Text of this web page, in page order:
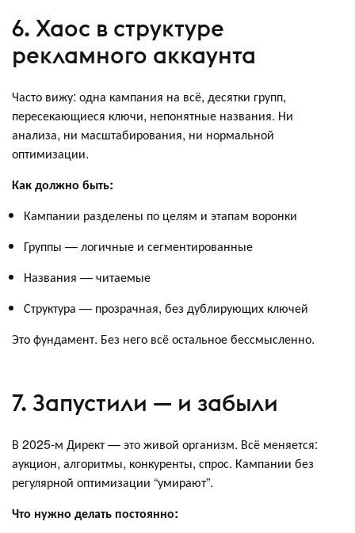
6. Хаос в структуре
рекламного аккаунта
Часто вижу: одна кампания на всё, десятки групп,
пересекающиеся ключи, непонятные названия. Ни
анализа, ни масштабирования, ни нормальной
оптимизации.
Как должно быть:
Кампании разделены по целям и этапам воронки
Группы — логичные и сегментированные
Названия — читаемые
Структура — прозрачная, без дублирующих ключей
Это фундамент. Без него всё остальное бессмысленно.
7. Запустили — и забыли
В 2025-м Директ — это живой организм. Всё меняется:
аукцион, алгоритмы, конкуренты, спрос. Кампании без
регулярной оптимизации “умирают”.
Что нужно делать постоянно: